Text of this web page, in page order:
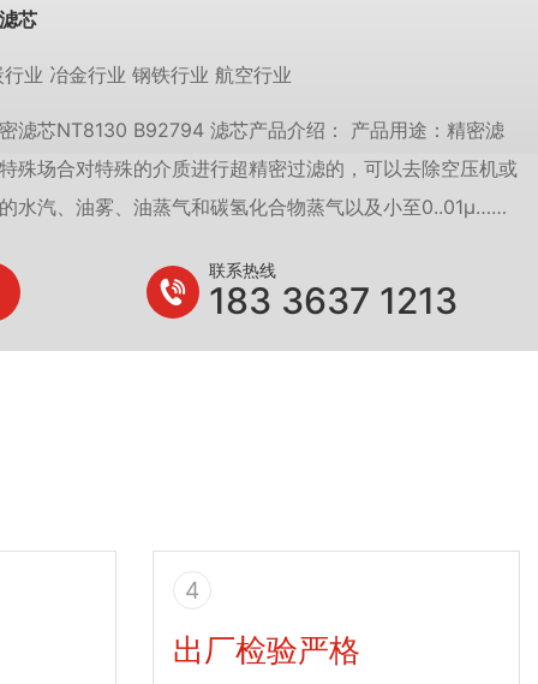
芯
业 冶金行业 钢铁行业 航空行业
滤芯NT8130 B92794 滤芯产品介绍： 产品用途：精密滤
殊场合对特殊的介质进行超精密过滤的，可以去除空压机或
水汽、油雾、油蒸气和碳氢化合物蒸气以及小至0..01μ……
联系热线
183 3637 1213
4
出厂检验严格